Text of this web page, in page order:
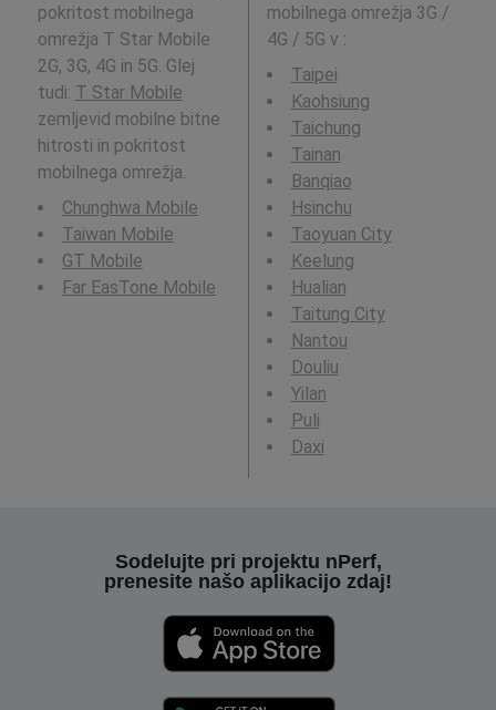
pokritost mobilnega
omrežja T Star Mobile
2G, 3G, 4G in 5G. Glej
tudi: T Star Mobile
zemljevid mobilne bitne
hitrosti in pokritost
mobilnega omrežja.
Chunghwa Mobile
Taiwan Mobile
GT Mobile
Far EasTone Mobile
mobilnega omrežja 3G /
4G / 5G v :
Taipei
Kaohsiung
Taichung
Tainan
Banqiao
Hsinchu
Taoyuan City
Keelung
Hualian
Taitung City
Nantou
Douliu
Yilan
Puli
Daxi
Sodelujte pri projektu nPerf,
prenesite našo aplikacijo zdaj!